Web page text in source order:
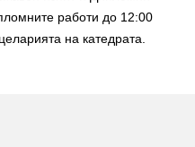
работи до 12:00
на катедрата.